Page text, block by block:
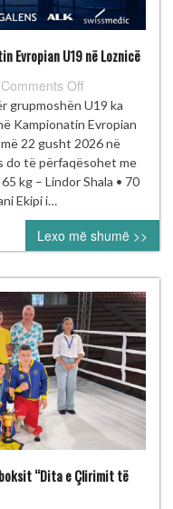
Evropian U19 në Loznicë
Comments Offon
Kosova
me
katër
boksierë
në
Evropian
U19
në
Loznicë
grupmoshën U19 ka
Kampionatin Evropian
22 gusht 2026 në
do të përfaqësohet me
kg – Lindor Shala • 70
Ekipi i…
Lexo më shumë >>
“Dita e Çlirimit të